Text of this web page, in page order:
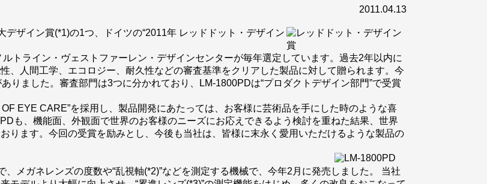
2011.04.13
ザイン賞(*1)の1つ、ドイツの“2011年 レッドドット・デザイン
トライン・ヴェストファーレン・デザインセンターが毎年選定しています。過去2年以内に
、人間工学、エコロジー、耐久性などの審査基準をクリアした製品に対して贈られます。今
りました。審査部門は3つに分かれており、LM-1800PDは“プロダクトデザイン部門”で受賞
EYE CARE”を採用し、製品開発にあたっては、お客様に芸術品を手にした時のような喜
も、機能面、外観面で世界のお客様のニーズにお応えできるよう検討を重ねた結果、世界
ります。今回の受賞を励みとし、今後も当社は、皆様に末永く愛用いただけるような製品の
メガネレンズの度数や“乱視軸(*2)”などを測定する機械で、今年2月に発売しました。 当社